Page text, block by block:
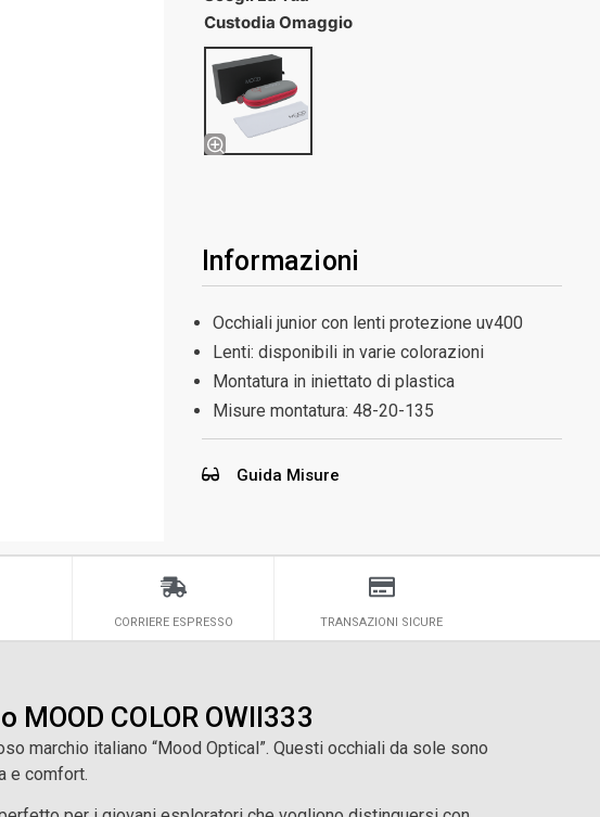
Custodia Omaggio
Informazioni
Occhiali junior con lenti protezione uv400
Lenti: disponibili in varie colorazioni
Montatura in iniettato di plastica
Misure montatura: 48-20-135
Guida Misure
CORRIERE ESPRESSO TRANSAZIONI SICURE
COLOR OWII333
marchio italiano “Mood Optical”. Questi occhiali da sole sono
e comfort.